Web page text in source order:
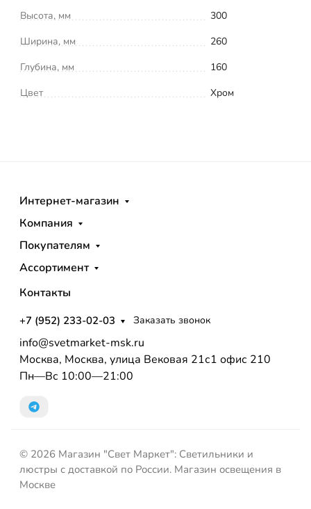
Высота, мм
300
Ширина, мм
260
Глубина, мм
160
Цвет
Хром
Интернет-магазин
Компания
Покупателям
Ассортимент
Контакты
+7 (952) 233-02-03 Заказать звонок
info@svetmarket-msk.ru
Москва, Москва, улица Вековая 21с1 офис 210
Пн—Вс 10:00—21:00
© 2026 Магазин "Свет Маркет": Светильники и
люстры с доставкой по России. Магазин освещения в
Москве